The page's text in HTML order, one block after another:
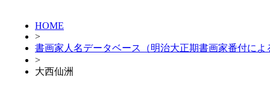
HOME
>
書画家人名データベース（明治大正期書画家番付によ
>
大西仙洲